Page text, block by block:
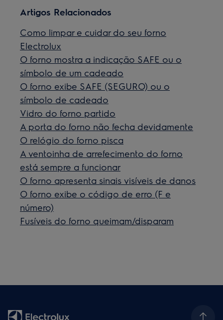
Artigos Relacionados
Como limpar e cuidar do seu forno
Electrolux
O forno mostra a indicação SAFE ou o
símbolo de um cadeado
O forno exibe SAFE (SEGURO) ou o
símbolo de cadeado
Vidro do forno partido
A porta do forno não fecha devidamente
O relógio do forno pisca
A ventoinha de arrefecimento do forno
está sempre a funcionar
O forno apresenta sinais visíveis de danos
O forno exibe o código de erro (F e
número)
Fusíveis do forno queimam/disparam